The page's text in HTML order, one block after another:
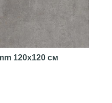
120x120 см